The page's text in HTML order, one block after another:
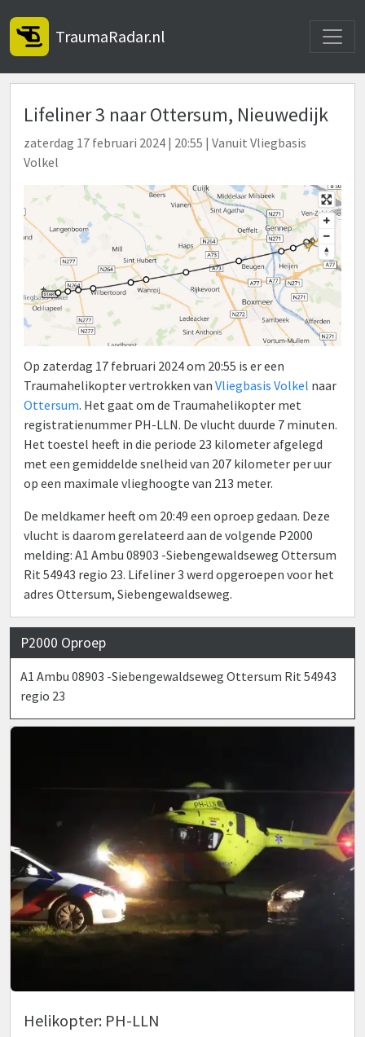
TraumaRadar.nl
Lifeliner 3 naar Ottersum, Nieuwedijk
zaterdag 17 februari 2024 | 20:55 | Vanuit Vliegbasis
Volkel
Op zaterdag 17 februari 2024 om 20:55 is er een
Traumahelikopter vertrokken van Vliegbasis Volkel naar
Ottersum. Het gaat om de Traumahelikopter met
registratienummer PH-LLN. De vlucht duurde 7 minuten.
Het toestel heeft in die periode 23 kilometer afgelegd
met een gemiddelde snelheid van 207 kilometer per uur
op een maximale vlieghoogte van 213 meter.
De meldkamer heeft om 20:49 een oproep gedaan. Deze
vlucht is daarom gerelateerd aan de volgende P2000
melding: A1 Ambu 08903 -Siebengewaldseweg Ottersum
Rit 54943 regio 23. Lifeliner 3 werd opgeroepen voor het
adres Ottersum, Siebengewaldseweg.
P2000 Oproep
A1 Ambu 08903 -Siebengewaldseweg Ottersum Rit 54943
regio 23
Helikopter: PH-LLN